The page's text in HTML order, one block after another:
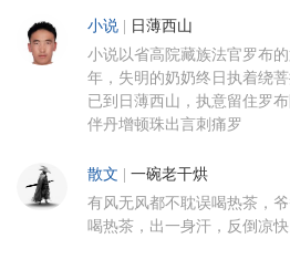
小说 日薄西山
小说以省高院藏族法官罗布
年，失明的奶奶终日执着绕
已到日薄西山，执意留住罗
伴丹增顿珠出言刺痛罗
散文 一碗老干烘
有风无风都不耽误喝热茶，
喝热茶，出一身汗，反倒凉快